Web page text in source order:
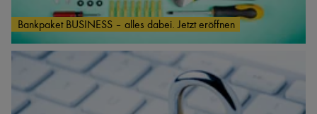
Bankpaket BUSINESS – alles dabei. Jetzt eröffnen